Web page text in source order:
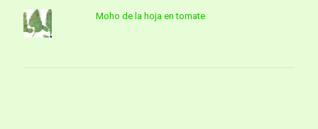
Moho de la hoja en tomate